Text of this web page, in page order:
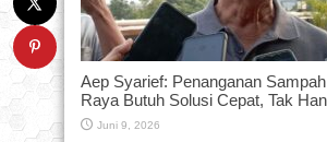
Aep Syarief: Penanganan
Raya Butuh Solusi Cepat, Tak
Juni 9, 2026